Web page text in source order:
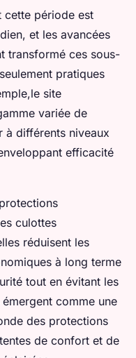
cette période est
et les avancées
transformé ces sous-
pratiques
site
variée de
à différents niveaux
efficacité
culottes
réduisent les
à long terme
tout en évitant les
comme une
des protections
de confort et de